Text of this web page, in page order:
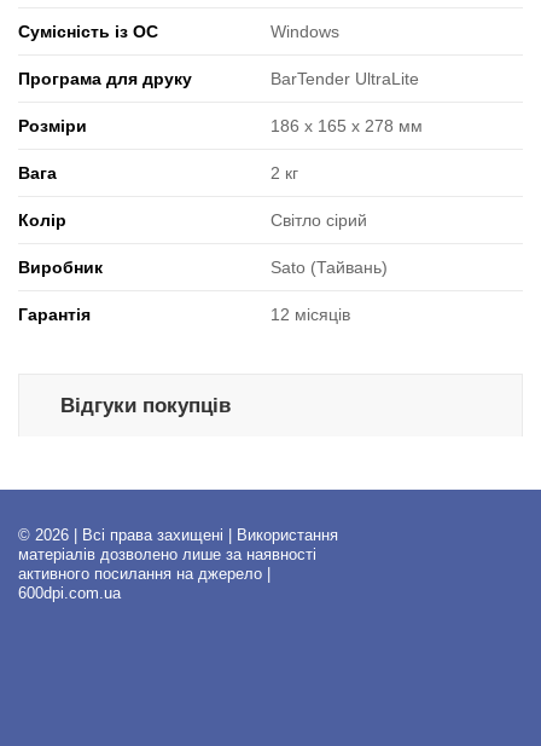
Сумісність із ОС Windows
Програма для друку BarTender UltraLite
Розміри 186 x 165 x 278 мм
Вага 2 кг
Колір Світло сірий
Виробник Sato (Тайвань)
Гарантія 12 місяців
Відгуки покупців
© 2026 | Всі права захищені | Використання
матеріалів дозволено лише за наявності
активного посилання на джерело |
600dpi.com.ua